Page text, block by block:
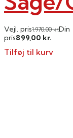
Vejl. pris1.970,00kr.Din
pris899,00 kr.
Tilføj til kurv